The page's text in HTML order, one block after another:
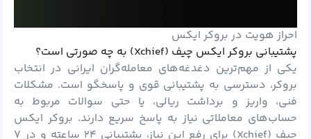
احراز هویت در بروکر ایکس
پشتیبانی بروکر ایکس چیف (Xchief) به چه صورتی است؟
یکی از مهم‌ترین دغدغه‌های معامله‌گران ایرانی در انتخاب
بروکر، دسترسی به پشتیبانی قوی و پاسخگو است. مشکلات
فنی، واریز و برداشت ریالی، یا حتی سوالات مربوط به
حساب‌های معاملاتی نیاز به پاسخ سریع دارند. بروکر ایکس
چیف (Xchief) برای رفع این نیاز، پشتیبانی ۲۴ ساعته و در ۷